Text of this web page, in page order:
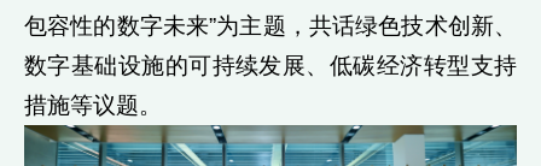
包容性的数字未来”为主题，共话绿色技术创新、
数字基础设施的可持续发展、低碳经济转型支持
措施等议题。